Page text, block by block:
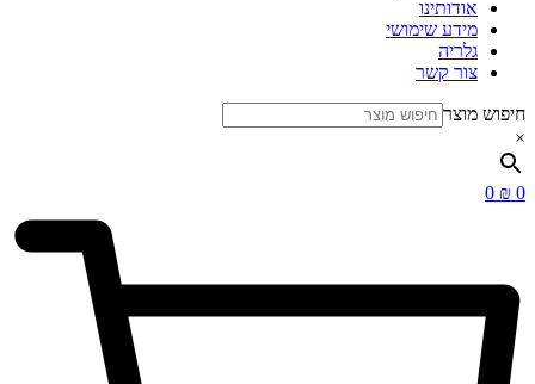
אודותינו
מידע שימושי
גלריה
צור קשר
חיפוש מוצר
×
₪ 0
0